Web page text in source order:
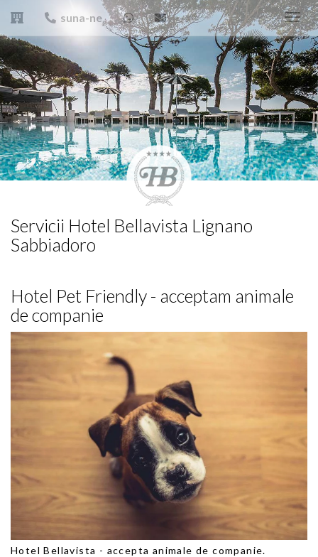
suna-ne
Servicii Hotel Bellavista Lignano
Sabbiadoro
Hotel Pet Friendly - acceptam animale
de companie
Hotel ​Bellavista - accepta animale de companie.